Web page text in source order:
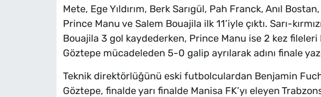
Mete, Ege Yıldırım, Berk Sarıgül, Pah Franck, Anıl
Prince Manu ve Salem Bouajila ilk 11’iyle çıktı. Sarı-
Bouajila 3 gol kaydederken, Prince Manu ise 2 kez fileleri
Göztepe mücadeleden 5-0 galip ayrılarak adını finale
Teknik direktörlüğünü eski futbolculardan Benjamin
Göztepe, finalde yarı finalde Manisa FK’yı eleyen